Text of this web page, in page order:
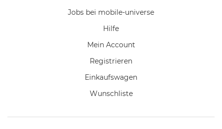
Jobs bei mobile-universe
Hilfe
Mein Account
Registrieren
Einkaufswagen
Wunschliste